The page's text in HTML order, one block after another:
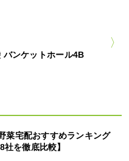
ンケットホール4B
菜宅配おすすめランキング
を徹底比較】